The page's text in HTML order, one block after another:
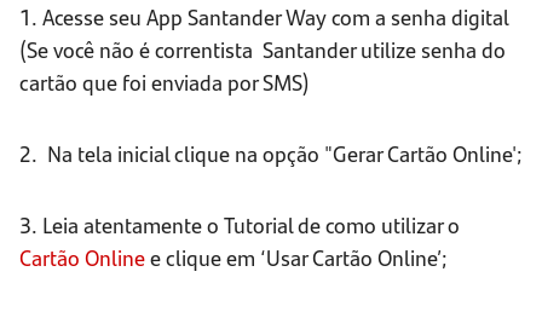
1. Acesse seu App Santander Waycom a senha digital
(Se você não é correntista Santander utilize senha do
cartão que foi enviada por SMS)
2. Na tela inicial clique na opção "Gerar Cartão Online';
3. Leia atentamente o Tutorial de como utilizar o
Cartão Onlinee clique em ‘Usar Cartão Online’;